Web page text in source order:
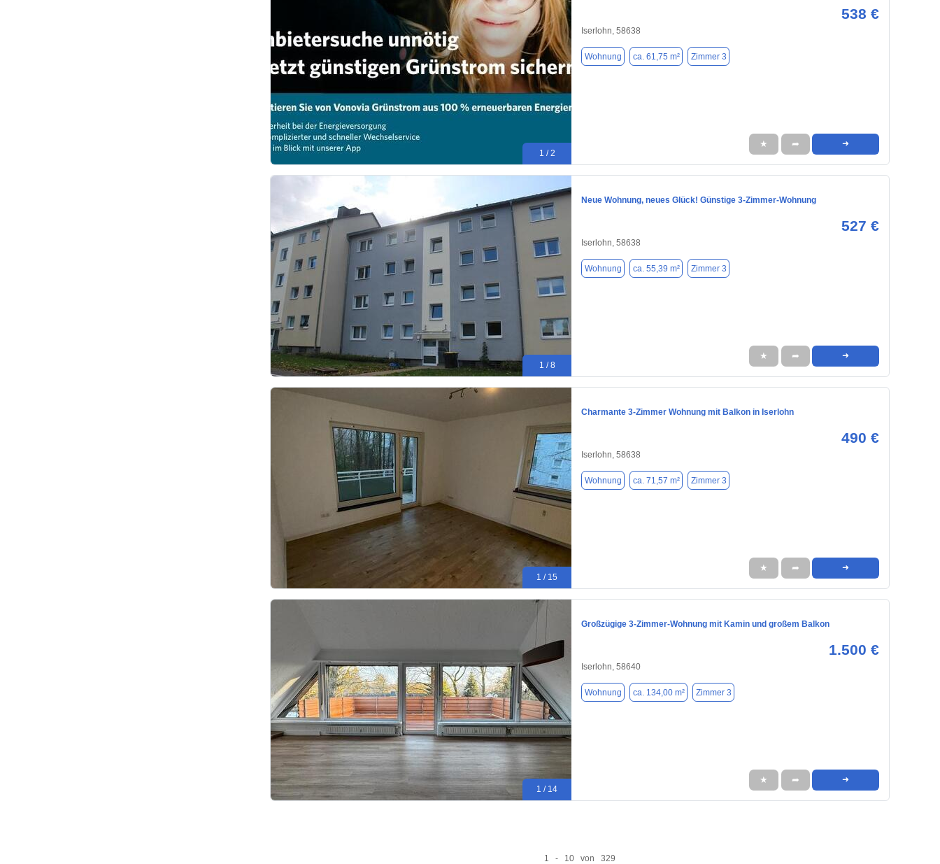
1 / 2
538 €
Iserlohn, 58638
Wohnung ca. 61,75 m² Zimmer 3
★ ➦ ➜
1 / 8
Neue Wohnung, neues Glück! Günstige 3-Zimmer-Wohnung
527 €
Iserlohn, 58638
Wohnung ca. 55,39 m² Zimmer 3
★ ➦ ➜
1 / 15
Charmante 3-Zimmer Wohnung mit Balkon in Iserlohn
490 €
Iserlohn, 58638
Wohnung ca. 71,57 m² Zimmer 3
★ ➦ ➜
1 / 14
Großzügige 3-Zimmer-Wohnung mit Kamin und großem Balkon
1.500 €
Iserlohn, 58640
Wohnung ca. 134,00 m² Zimmer 3
★ ➦ ➜
1 - 10 von 329